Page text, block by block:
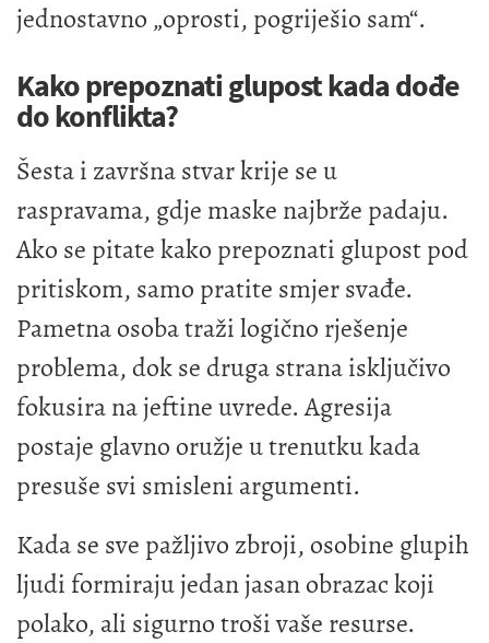
jednostavno „oprosti, pogriješio sam“.
Kako prepoznati glupost kada dođe
do konflikta?
Šesta i završna stvar krije se u
raspravama, gdje maske najbrže padaju.
Ako se pitate kako prepoznati glupost pod
pritiskom, samo pratite smjer svađe.
Pametna osoba traži logično rješenje
problema, dok se druga strana isključivo
fokusira na jeftine uvrede. Agresija
postaje glavno oružje u trenutku kada
presuše svi smisleni argumenti.
Kada se sve pažljivo zbroji, osobine glupih
ljudi formiraju jedan jasan obrazac koji
polako, ali sigurno troši vaše resurse.